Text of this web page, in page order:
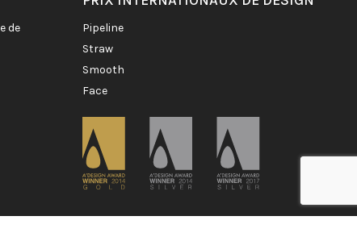
pipeline
straw
smooth
face